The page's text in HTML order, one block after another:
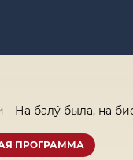
—На балý была, на
ПРОГРАММА